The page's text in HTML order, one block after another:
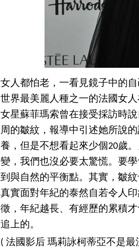
女人都怕老，一看見鏡子中的
世界最美麗人種之一的法國女
女星蘇菲瑪索曾在接受採訪時
周的皺紋，報導中引述她所說
養，但是不想看起來少個20歲
變，我們也沒必要太驚慌。要
到與自然的平衡點。其實，皺
真實面對年紀的泰然自若令人
徵，年紀越長、有經歷的累積
追上的。
( 法國影后 瑪莉詠柯蒂亞不是